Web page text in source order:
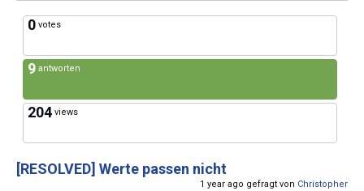
0 votes
9 antworten
204 views
[RESOLVED] Werte passen nicht
1 year ago gefragt von Christopher